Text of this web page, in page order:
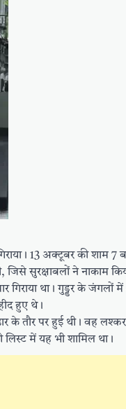
13 अक्टूबर की शाम 7
सुरक्षाबलों ने नाकाम
था। गुड्डर के
हुए थे।
के तौर पर हुई थी। वह
में यह भी शामिल था।